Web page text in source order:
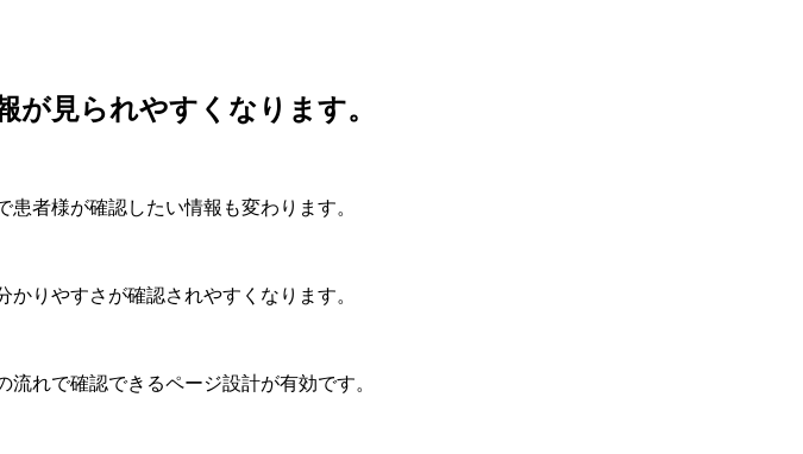
が見られやすくなります。
者様が確認したい情報も変わります。
りやすさが確認されやすくなります。
れで確認できるページ設計が有効です。